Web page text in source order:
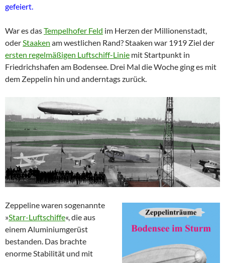
gefeiert.
War es dasTempelhofer Feld im Herzen der Millionenstadt,
oderStaaken am westlichen Rand? Staaken war 1919 Ziel der
ersten regelmäßigen Luftschiff-Linie mit Startpunkt in
Friedrichshafen am Bodensee. Drei Mal die Woche ging es mit
dem Zeppelin hin und anderntags zurück.
Zeppeline waren sogenannte
»Starr-Luftschiffe«, die aus
einem Aluminiumgerüst
bestanden. Das brachte
enorme Stabilität und mit